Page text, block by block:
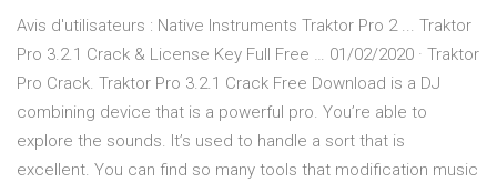
Avis d'utilisateurs : Native Instruments Traktor Pro 2 ... Traktor
Pro 3.2.1 Crack & License Key Full Free … 01/02/2020 · Traktor
Pro Crack. Traktor Pro 3.2.1 Crack Free Download is a DJ
combining device that is a powerful pro. You’re able to
explore the sounds. It’s used to handle a sort that is
excellent. You can find so many tools that modification music